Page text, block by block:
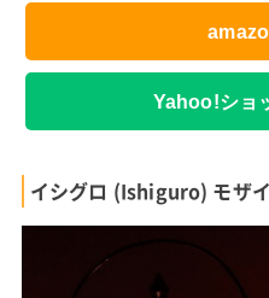
Yahoo!ショ
イシグロ (Ishiguro) モザ